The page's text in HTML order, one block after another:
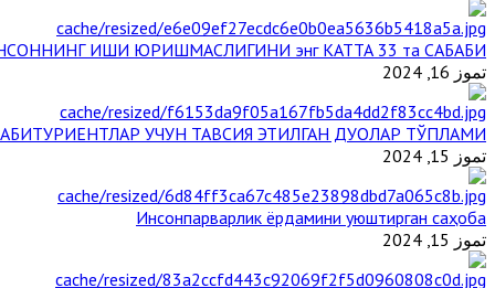
ИШИ ЮРИШМАСЛИГИНИ энг КАТТА 33 та САБАБИ
تموز 16, 2024
АБИТУРИЕНТЛАР УЧУН ТАВСИЯ ЭТИЛГАН ДУОЛАР ТЎПЛАМИ
تموز 15, 2024
Инсонпарварлик ёрдамини уюштирган саҳоба
تموز 15, 2024